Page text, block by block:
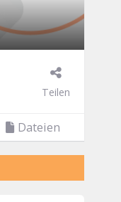
Teilen
Dateien